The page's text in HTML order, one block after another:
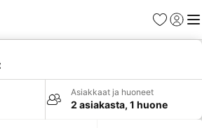
Suosikit
Asiakkaat ja huoneet
2 asiakasta, 1 huone